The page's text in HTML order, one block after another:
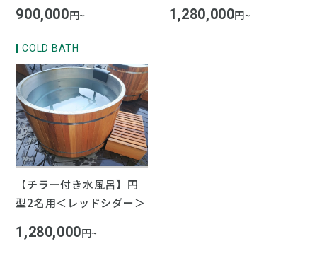
900,000円~ 1,280,000円~
COLD BATH
【チラー付き水風呂】円
型2名用＜レッドシダー＞
1,280,000円~